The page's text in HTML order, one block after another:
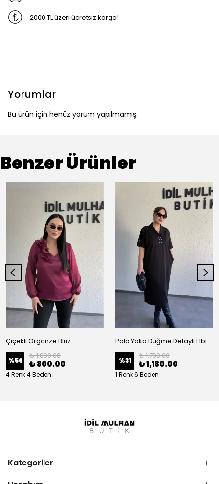
2000 TL üzeri ücretsiz kargo!
Yorumlar
Bu ürün için henüz yorum yapılmamış.
Benzer Ürünler
Çiçekli Organze Bluz
%56
₺ 1,800.00
₺ 800.00
4 Renk 4 Beden
Polo Yaka Düğme Detaylı Elbise
%31
₺ 1,700.00
₺ 1,180.00
1 Renk 6 Beden
Kategoriler